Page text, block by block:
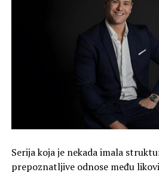
Serija koja je nekada imala
prepoznatljive odnose među